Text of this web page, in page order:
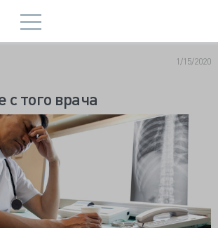
1/15/2020
того врача